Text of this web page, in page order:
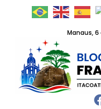
Manaus,